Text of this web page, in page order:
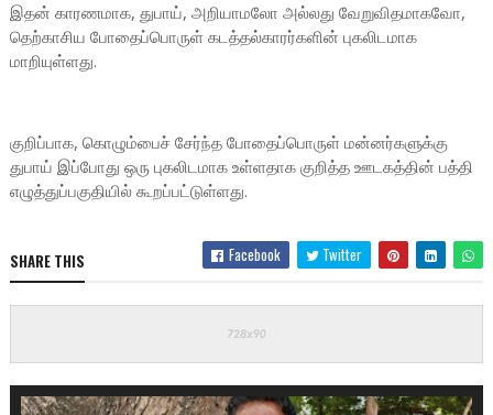
இதன் காரணமாக, துபாய், அறியாமலோ அல்லது வேறுவிதமாகவோ,
தெற்காசிய போதைப்பொருள் கடத்தல்காரர்களின் புகலிடமாக
மாறியுள்ளது.
குறிப்பாக, கொழும்பைச் சேர்ந்த போதைப்பொருள் மன்னர்களுக்கு
துபாய் இப்போது ஒரு புகலிடமாக உள்ளதாக குறித்த ஊடகத்தின் பத்தி
எழுத்துப்பகுதியில் கூறப்பட்டுள்ளது.
SHARE THIS Facebook Twitter